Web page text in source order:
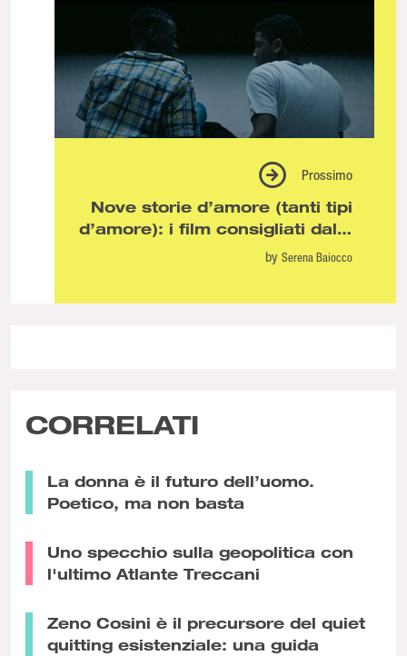
Prossimo
Nove storie d’amore (tanti tipi
d’amore): i film consigliati dalla
redazione per celebrare il Pride
by Serena Baiocco
CORRELATI
La donna è il futuro dell’uomo.
Poetico, ma non basta
Uno specchio sulla geopolitica con
l'ultimo Atlante Treccani
Zeno Cosini è il precursore del quiet
quitting esistenziale: una guida